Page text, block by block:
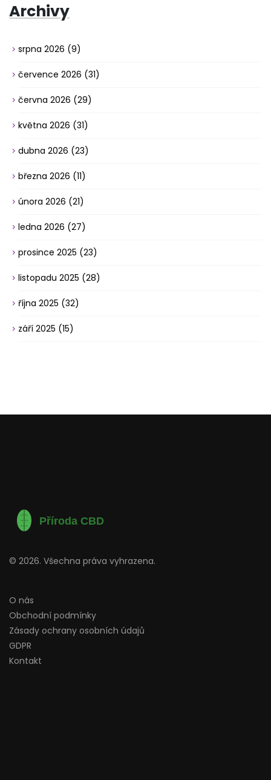
Archivy
srpna 2026 (9)
července 2026 (31)
června 2026 (29)
května 2026 (31)
dubna 2026 (23)
března 2026 (11)
února 2026 (21)
ledna 2026 (27)
prosince 2025 (23)
listopadu 2025 (28)
října 2025 (32)
září 2025 (15)
© 2026. Všechna práva vyhrazena.
O nás
Obchodní podmínky
Zásady ochrany osobních údajů
GDPR
Kontakt